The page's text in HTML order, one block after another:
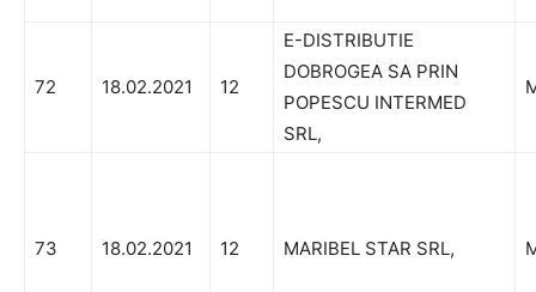
72 18.02.2021 12
E-DISTRIBUTIE
DOBROGEA SA PRIN
POPESCU INTERMED
SRL,
73 18.02.2021 12 MARIBEL STAR SRL,